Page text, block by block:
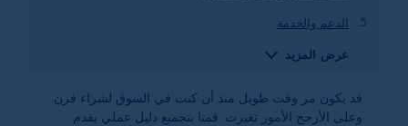
الدعم والخدمة
عرض المزيد
قد يكون مر وقت طويل منذ أن كنت في السوق لشراء فرن
وعلى الأرجح الأمور تغيرت. قمنا بتجميع دليل عملي يقدم